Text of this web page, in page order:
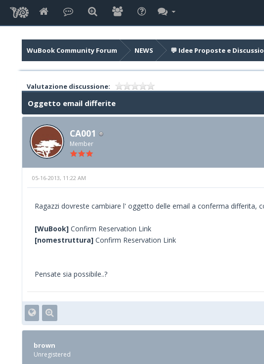
WuBook Community Forum NEWS 💬 Idee Proposte e
Valutazione discussione:
Oggetto email differite
CA001
Member
05-16-2013, 11:22 AM
Ragazzi dovreste cambiare l' oggetto delle email a conferma differita,
[WuBook] Confirm Reservation Link
[nomestruttura] Confirm Reservation Link
Pensate sia possibile..?
brown
Unregistered